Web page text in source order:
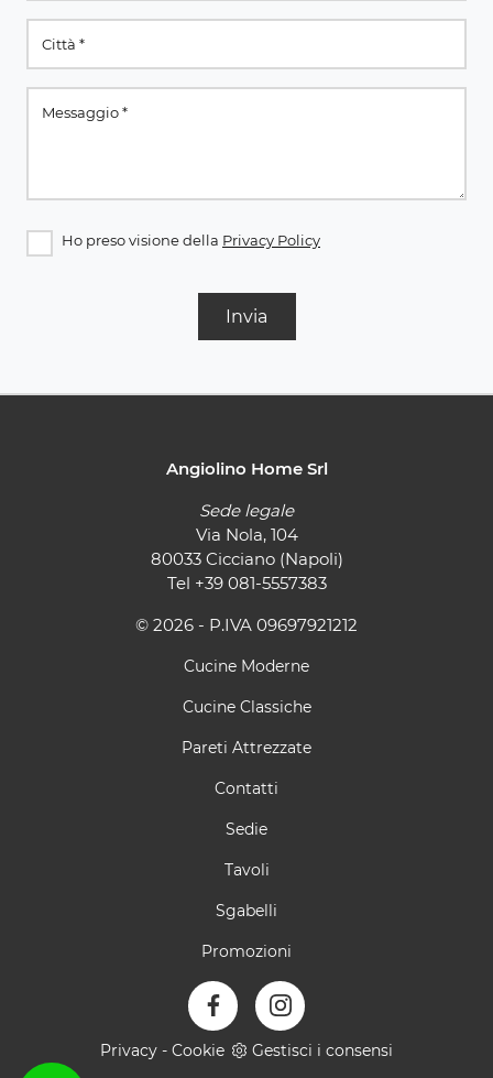
Ho preso visione della Privacy Policy
Invia
Angiolino Home Srl
Sede legale
Via Nola, 104
80033 Cicciano (Napoli)
Tel +39 081-5557383
© 2026 - P.IVA 09697921212
Cucine Moderne
Cucine Classiche
Pareti Attrezzate
Contatti
Sedie
Tavoli
Sgabelli
Promozioni
Privacy - Cookie Gestisci i consensi